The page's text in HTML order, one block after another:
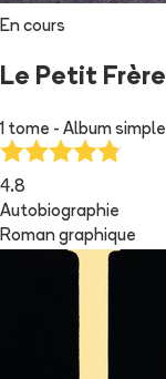
En cours
Le Petit Frère
1 tome - Album simple
4.8
Autobiographie
Roman graphique